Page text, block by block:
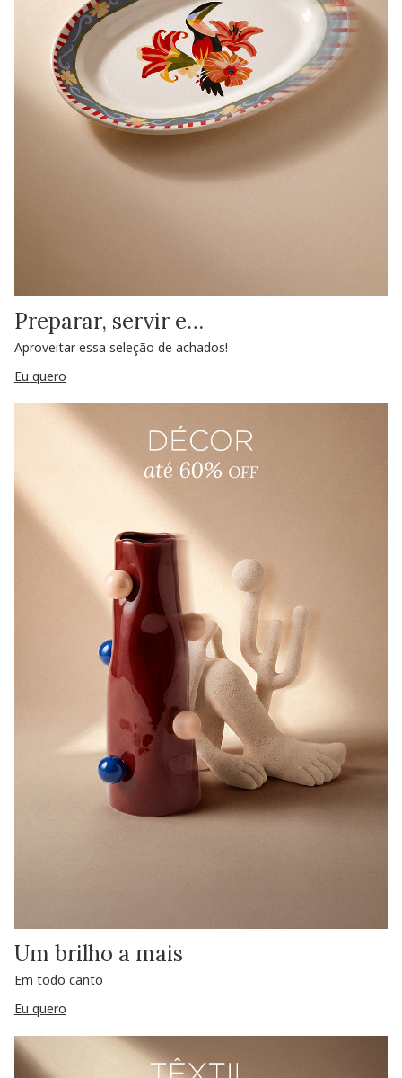
Preparar, servir e…
Aproveitar essa seleção de achados!
Eu quero
Um brilho a mais
Em todo canto
Eu quero